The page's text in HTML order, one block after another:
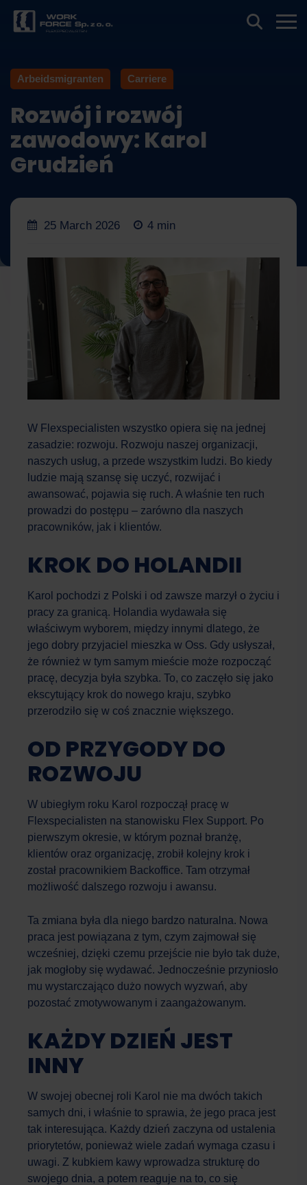
Arbeidsmigranten Carriere
Rozwój i rozwój
zawodowy: Karol
Grudzień
25 March 2026 4 min
W Flexspecialisten wszystko opiera się na jednej
zasadzie: rozwoju. Rozwoju naszej organizacji,
naszych usług, a przede wszystkim ludzi. Bo kiedy
ludzie mają szansę się uczyć, rozwijać i
awansować, pojawia się ruch. A właśnie ten ruch
prowadzi do postępu – zarówno dla naszych
pracowników, jak i klientów.
KROK DO HOLANDII
Karol pochodzi z Polski i od zawsze marzył o życiu i
pracy za granicą. Holandia wydawała się
właściwym wyborem, między innymi dlatego, że
jego dobry przyjaciel mieszka w Oss. Gdy usłyszał,
że również w tym samym mieście może rozpocząć
pracę, decyzja była szybka. To, co zaczęło się jako
ekscytujący krok do nowego kraju, szybko
przerodziło się w coś znacznie większego.
OD PRZYGODY DO
ROZWOJU
W ubiegłym roku Karol rozpoczął pracę w
Flexspecialisten na stanowisku Flex Support. Po
pierwszym okresie, w którym poznał branżę,
klientów oraz organizację, zrobił kolejny krok i
został pracownikiem Backoffice. Tam otrzymał
możliwość dalszego rozwoju i awansu.
Ta zmiana była dla niego bardzo naturalna. Nowa
praca jest powiązana z tym, czym zajmował się
wcześniej, dzięki czemu przejście nie było tak duże,
jak mogłoby się wydawać. Jednocześnie przyniosło
mu wystarczająco dużo nowych wyzwań, aby
pozostać zmotywowanym i zaangażowanym.
KAŻDY DZIEŃ JEST
INNY
W swojej obecnej roli Karol nie ma dwóch takich
samych dni, i właśnie to sprawia, że jego praca jest
tak interesująca. Każdy dzień zaczyna od ustalenia
priorytetów, ponieważ wiele zadań wymaga czasu i
uwagi. Z kubkiem kawy wprowadza strukturę do
swojego dnia, a potem reaguje na to, co się
Work Force Asystent AI
Cześć! W czym mogę Ci dzisiaj pomóc?